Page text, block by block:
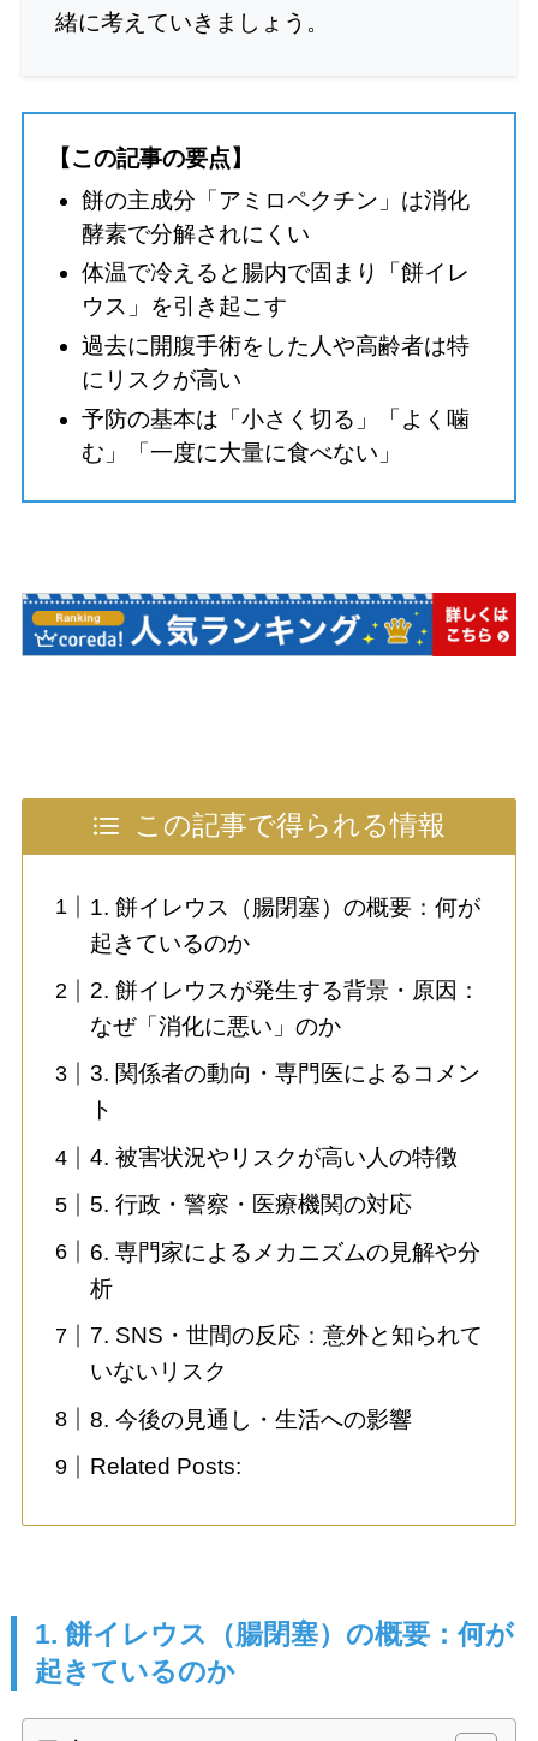
緒に考えていきましょう。
【この記事の要点】
餅の主成分「アミロペクチン」は消化
酵素で分解されにくい
体温で冷えると腸内で固まり「餅イレ
ウス」を引き起こす
過去に開腹手術をした人や高齢者は特
にリスクが高い
予防の基本は「小さく切る」「よく噛
む」「一度に大量に食べない」
この記事で得られる情報
1. 餅イレウス（腸閉塞）の概要：何が
起きているのか
2. 餅イレウスが発生する背景・原因：
なぜ「消化に悪い」のか
3. 関係者の動向・専門医によるコメン
ト
4. 被害状況やリスクが高い人の特徴
5. 行政・警察・医療機関の対応
6. 専門家によるメカニズムの見解や分
析
7. SNS・世間の反応：意外と知られて
いないリスク
8. 今後の見通し・生活への影響
Related Posts:
1. 餅イレウス（腸閉塞）の概要：何が
起きているのか